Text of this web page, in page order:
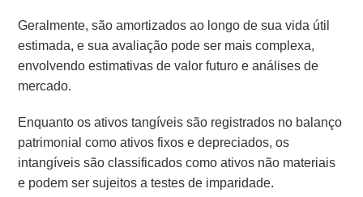
Geralmente, são amortizados ao longo de sua vida útil
estimada, e sua avaliação pode ser mais complexa,
envolvendo estimativas de valor futuro e análises de
mercado.
Enquanto os ativos tangíveis são registrados no balanço
patrimonial como ativos fixos e depreciados, os
intangíveis são classificados como ativos não materiais
e podem ser sujeitos a testes de imparidade.